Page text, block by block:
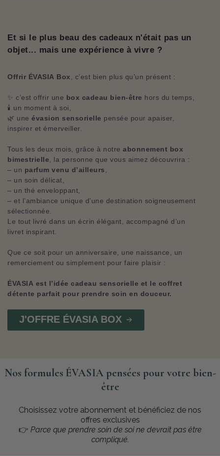
Et si le plus beau des cadeaux n'était pas un
objet... mais une expérience à vivre ?
Offrir ÉVASIA Box , c’est bien plus qu’un présent :
✨ c’est offrir une box cadeau bien-être hors du temps,
🕯️ un moment à soi,
🌿 une évasion sensorielle pensée pour apaiser,
inspirer et émerveiller.
Tous les deux mois, grâce à notre abonnement box
bimestrielle , la personne que vous aimez découvrira :
– un parfum venu d’ailleurs
– un soin délicat,
– un thé enveloppant,
– et l’ambiance unique d’une destination soigneusement
sélectionnée.
Le tout livré dans un écrin élégant, accompagné d’un
livret inspirant.
Que ce soit pour un anniversaire, une naissance, un
remerciement ou simplement pour faire plaisir :
ÉVASIA est l’idée cadeau sensorielle et le coffret
détente parfait pour prendre soin en douceur.
J'OFFRE ÉVASIA BOX
Nos formules ÉVASIA pensées pour votre bien-
être
Choisissez votre abonnement et bénéficiez de nos
offres exclusives
👉 Parce que prendre soin de soi ne devrait pas être
compliqué.